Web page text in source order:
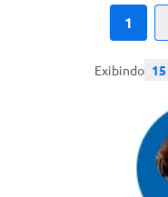
1
Exibindo 15